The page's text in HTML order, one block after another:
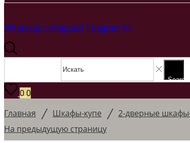
Whatsapp Untapped Telegram Vk
Search
00
Главная / Шкафы-купе / 2-дверные
На предыдущую страницу